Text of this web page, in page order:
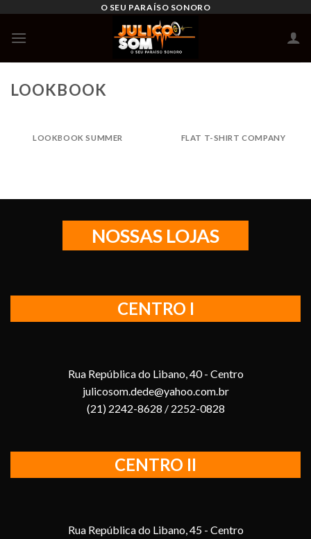
content
O SEU PARAÍSO SONORO
LOOKBOOK
LOOKBOOK SUMMER FLAT T-SHIRT COMPANY
NOSSAS LOJAS
CENTRO I
Rua República do Libano, 40 - Centro
julicosom.dede@yahoo.com.br
(21) 2242-8628 / 2252-0828
CENTRO II
Rua República do Libano, 45 - Centro